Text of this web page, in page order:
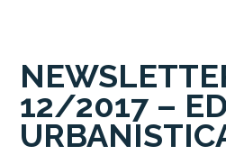
12/2017 –